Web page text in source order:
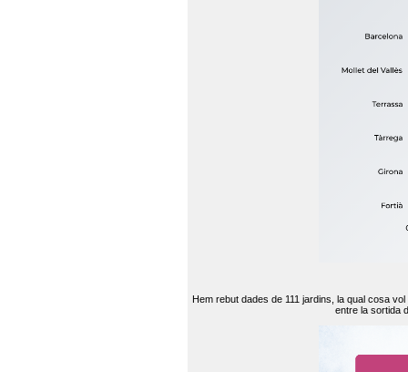
Hem rebut dades de 111 jardins, la qual cosa
entre la sortida